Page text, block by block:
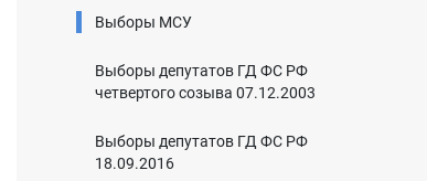
Выборы МСУ
Выборы депутатов ГД ФС РФ
четвертого созыва 07.12.2003
Выборы депутатов ГД ФС РФ
18.09.2016